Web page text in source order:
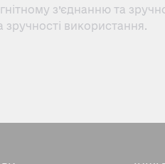
з’єднанню та
використання.